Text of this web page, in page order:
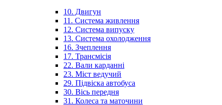
10. Двигун
11. Система живлення
12. Система випуску
13. Система охолодження
16. Зчеплення
17. Трансмісія
22. Вали карданні
23. Міст ведучий
29. Підвіска автобуса
30. Вісь передня
31. Колеса та маточини